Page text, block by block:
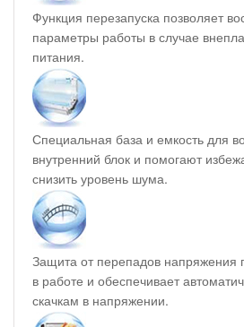
Функция перезапуска позволяет
параметры работы в случае
питания.
Специальная база и емкость для
внутренний блок и помогают
снизить уровень шума.
Защита от перепадов напряжения
в работе и обеспечивает
скачкам в напряжении.